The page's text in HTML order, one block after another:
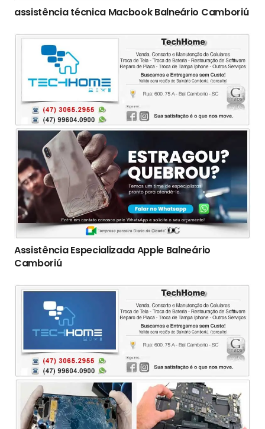
assistência técnica Macbook Balneário Camboriú
Assistência Especializada Apple Balneário
Camboriú